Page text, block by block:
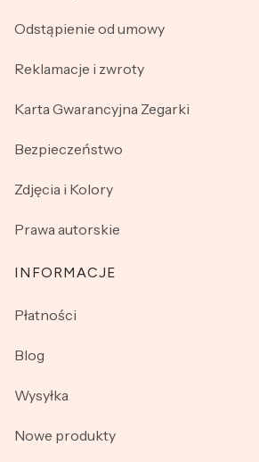
Odstąpienie od umowy
Reklamacje i zwroty
Karta Gwarancyjna Zegarki
Bezpieczeństwo
Zdjęcia i Kolory
Prawa autorskie
INFORMACJE
Płatności
Blog
Wysyłka
Nowe produkty